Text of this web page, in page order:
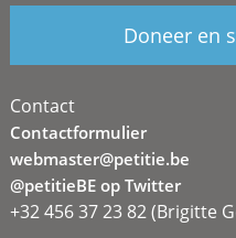
Doneer en
Contact
Contactformulier
webmaster@petitie.be
@petitieBE op Twitter
+32 456 37 23 82 (Brigitte